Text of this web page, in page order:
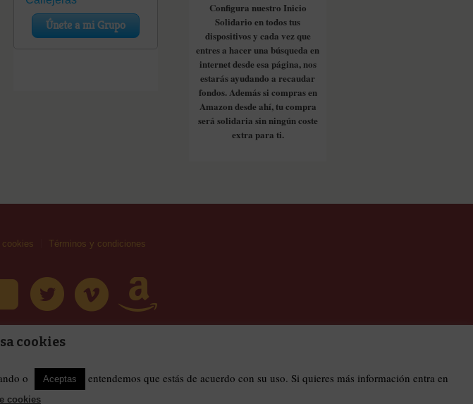
Configura nuestro Inicio
Solidario en todos tus
dispositivos y cada vez que
entres a hacer una búsqueda en
internet desde esa página, nos
estarás ayudando a recaudar
fondos. Además si compras en
Amazon desde ahí, tu compra
será solidaria sin ningún coste
extra para ti.
Términos y condiciones
cookies
o Aceptas entendemos que estás de acuerdo con su uso. Si quieres más información entra en
cookies